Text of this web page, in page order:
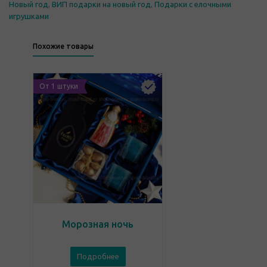
Новый год , ВИП подарки на новый год , Подарки с елочными
игрушками
Похожие товары
От 1 штуки
Морозная ночь
Подробнее